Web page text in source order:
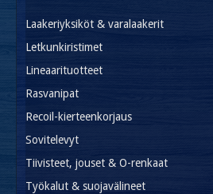
Laakeriyksiköt & varalaakerit
Letkunkiristimet
Lineaarituotteet
Rasvanipat
Recoil-kierteenkorjaus
Sovitelevyt
Tiivisteet, jouset & O-renkaat
Työkalut & suojavälineet